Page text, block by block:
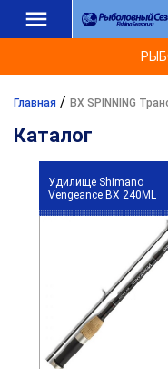
Главная / BX SPINNING
Каталог
Удилище Shimano
Vengeance BX 240ML